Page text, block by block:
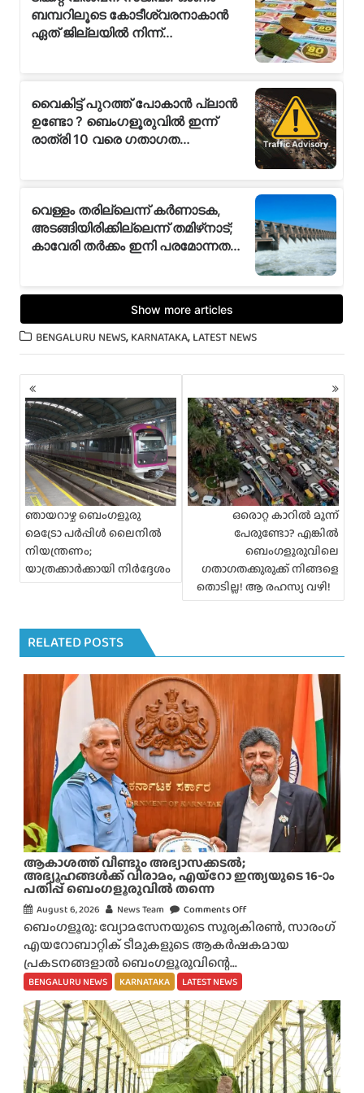
BENGALURU NEWS, KARNATAKA, LATEST NEWS
P
o
s
t
s
n
a
v
g
a
t
i
ഞായറാഴ്ച ബെംഗളൂരു
മെട്രോ പർപ്പിൾ ലൈനിൽ
നിയന്ത്രണം;
യാത്രക്കാർക്കായി നിർദ്ദേശം
ഒരൊറ്റ കാറിൽ മൂന്ന്
പേരുണ്ടോ? എങ്കിൽ
ബെംഗളൂരുവിലെ
ഗതാഗതക്കുരുക്ക് നിങ്ങളെ
തൊടില്ല! ആ രഹസ്യ വഴി!
RELATED POSTS
ആകാശത്ത് വീണ്ടും അഭ്യാസക്കടൽ;
അഭ്യൂഹങ്ങൾക്ക് വിരാമം, എയ്റോ ഇന്ത്യയുടെ 16-ാം
പതിപ്പ് ബെംഗളൂരുവിൽ തന്നെ
August 6, 2026 News Team Comments Off
n
ആ
ത്ത്
വീ
ണ്ടും
അ
ഭ്യാ
സ
ബെംഗളൂരു: വ്യോമസേനയുടെ സൂര്യകിരൺ, സാരംഗ്
എയറോബാറ്റിക് ടീമുകളുടെ ആകർഷകമായ
പ്രകടനങ്ങളാൽ ബെംഗളൂരുവിന്റെ...
BENGALURU NEWS KARNATAKA LATEST NEWS